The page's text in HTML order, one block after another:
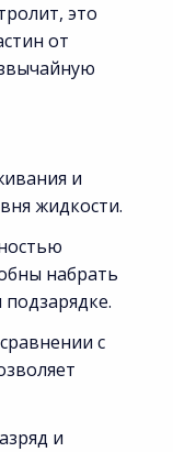
это
от
и
жидкости.
набрать
с
и